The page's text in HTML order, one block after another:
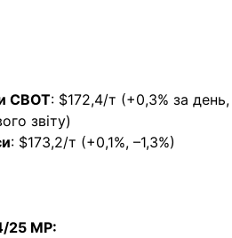
CBOT: $172,4/т (+0,3% за день,
звіту)
: $173,2/т (+0,1%, –1,3%)
25 МР: